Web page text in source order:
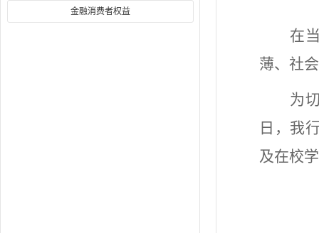
金融消费者权益
在
薄、社
为
日，我
及在校